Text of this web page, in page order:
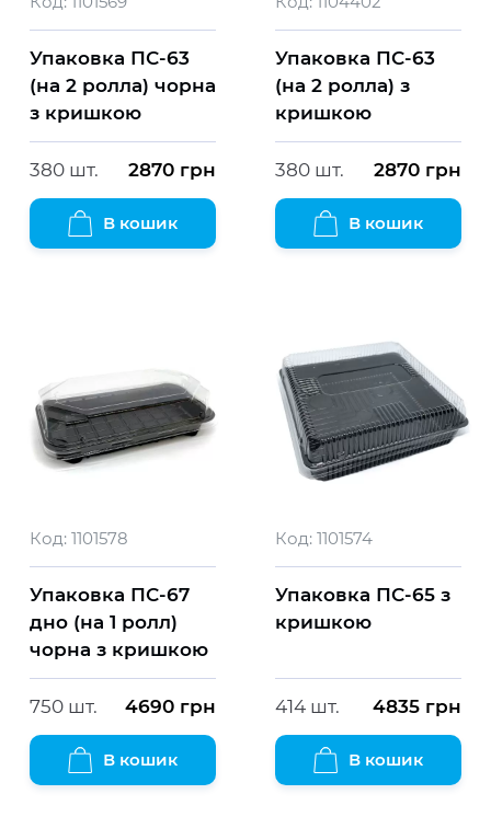
Упаковка ПС-63
(на 2 ролла) чорна
з кришкою
380 шт. 2870 грн
В кошик
Упаковка ПС-63
(на 2 ролла) з
кришкою
380 шт. 2870 грн
В кошик
Код: 1101578
Упаковка ПС-67
дно (на 1 ролл)
чорна з кришкою
750 шт. 4690 грн
В кошик
Код: 1101574
Упаковка ПС-65 з
кришкою
414 шт. 4835 грн
В кошик